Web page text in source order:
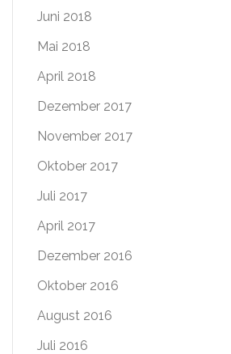
Juni 2018
Mai 2018
April 2018
Dezember 2017
November 2017
Oktober 2017
Juli 2017
April 2017
Dezember 2016
Oktober 2016
August 2016
Juli 2016